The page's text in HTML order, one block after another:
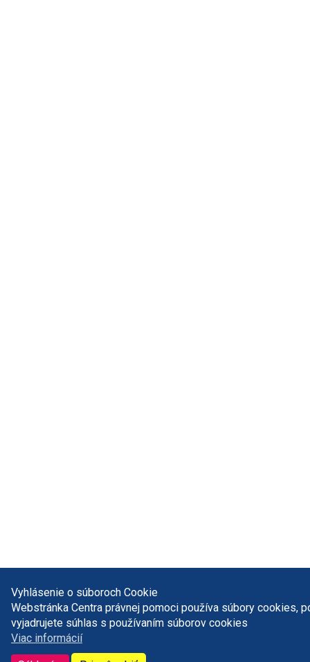
Vyhlásenie o súboroch Cookie
Webstránka Centra právnej pomoci používa súbory cookies,
vyjadrujete súhlas s používaním súborov cookies
Viac informácií